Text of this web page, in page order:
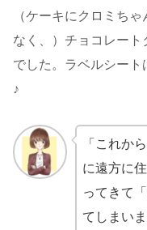
（ケーキにクロミち
なく、）チョコレー
でした。ラベルシー
♪
「これか
に遠方に
ってきて
てしまい